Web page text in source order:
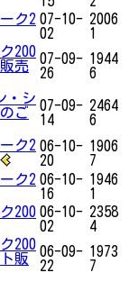
ク2 07-10-
02
2006
1
200
売
07-09-
26
1944
6
・シ
ご
07-09-
14
2464
6
ク2 06-10-
20
1906
7
ク2 06-10-
16
1946
1
200 06-10-
02
2358
4
200
販
06-09-
22
1973
7